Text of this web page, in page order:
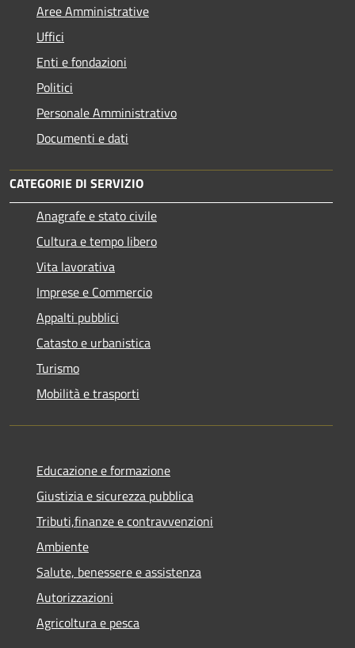
Aree Amministrative
Uffici
Enti e fondazioni
Politici
Personale Amministrativo
Documenti e dati
CATEGORIE DI SERVIZIO
Anagrafe e stato civile
Cultura e tempo libero
Vita lavorativa
Imprese e Commercio
Appalti pubblici
Catasto e urbanistica
Turismo
Mobilità e trasporti
Educazione e formazione
Giustizia e sicurezza pubblica
Tributi,finanze e contravvenzioni
Ambiente
Salute, benessere e assistenza
Autorizzazioni
Agricoltura e pesca